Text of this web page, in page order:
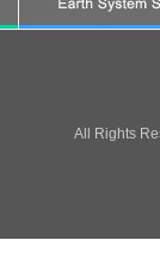
All Rights